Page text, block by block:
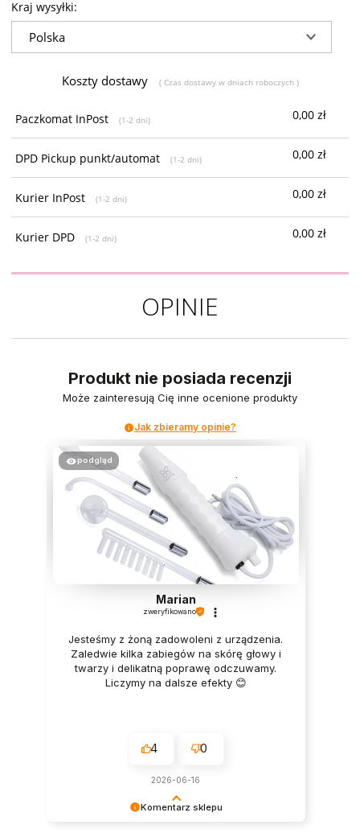
Kraj wysyłki:
Koszty dostawy ( Czas dostawy w dniach roboczych )
Paczkomat InPost (1-2 dni) 0,00 zł
DPD Pickup punkt/automat (1-2 dni) 0,00 zł
Kurier InPost (1-2 dni) 0,00 zł
Kurier DPD (1-2 dni) 0,00 zł
OPINIE
Produkt nie posiada recenzji
Może zainteresują Cię inne ocenione produkty
Jak zbieramy opinie?
Komentarz sklepu
podgląd
Marian
zweryfikowano
Jesteśmy z żoną zadowoleni z urządzenia.
Zaledwie kilka zabiegów na skórę głowy i
twarzy i delikatną poprawę odczuwamy.
Liczymy na dalsze efekty 😊
4 0
2026-06-16